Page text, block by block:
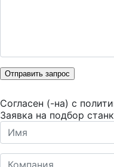
Отправить запрос
Согласен (-на) с
Заявка на подбор